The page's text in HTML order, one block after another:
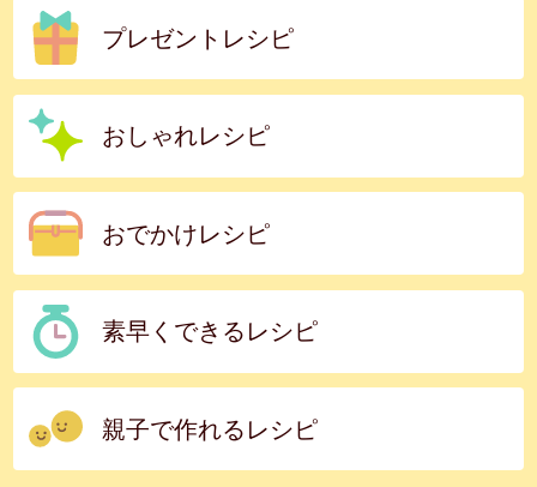
プレゼントレシピ
おしゃれレシピ
おでかけレシピ
素早くできるレシピ
親子で作れるレシピ